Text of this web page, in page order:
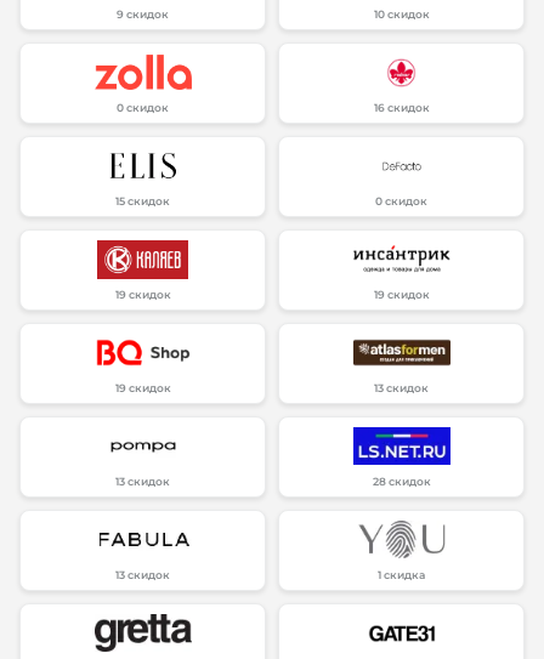
9 скидок 10 скидок
0 скидок 16 скидок
15 скидок 0 скидок
19 скидок 19 скидок
19 скидок 13 скидок
13 скидок 28 скидок
13 скидок 1 скидка